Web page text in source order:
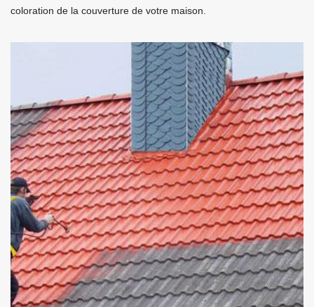
coloration de la couverture de votre maison.